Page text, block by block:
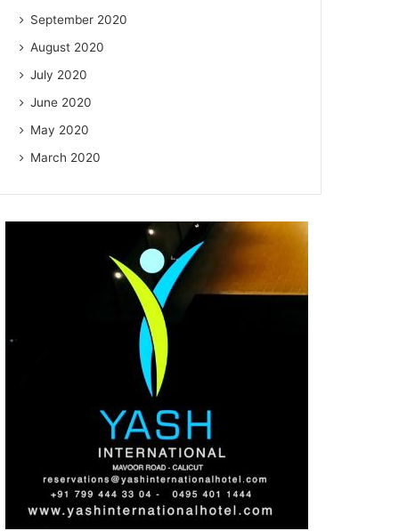
September 2020
August 2020
July 2020
June 2020
May 2020
March 2020